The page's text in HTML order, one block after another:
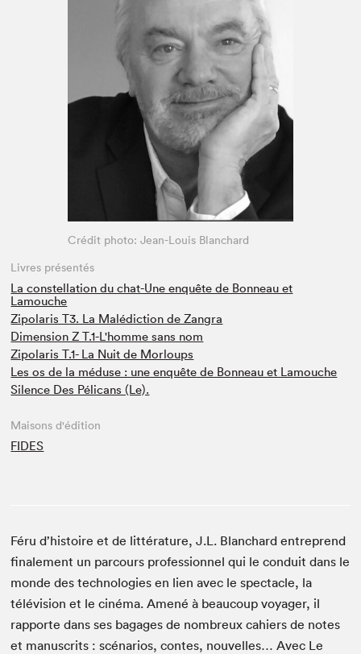
Espace médias
Crédit photo: Jean-Louis Blanchard
Livres présentés
La constellation du chat-Une enquête de Bonneau et
Lamouche
Zipolaris T3. La Malédiction de Zangra
Dimension Z T.1-L'homme sans nom
Zipolaris T.1- La Nuit de Morloups
Les os de la méduse : une enquête de Bonneau et Lamouche
Silence Des Pélicans (Le).
Maisons d'édition
FIDES
Féru d’histoire et de littérature, J.L. Blanchard entreprend
finalement un parcours professionnel qui le conduit dans le
monde des technologies en lien avec le spectacle, la
télévision et le cinéma. Amené à beaucoup voyager, il
rapporte dans ses bagages de nombreux cahiers de notes
et manuscrits : scénarios, contes, nouvelles… Avec Le